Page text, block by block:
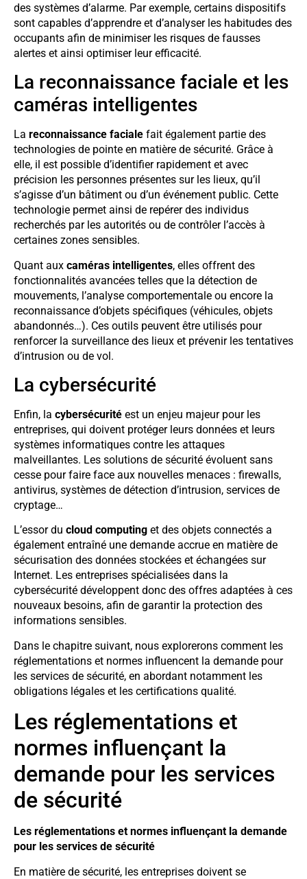
des systèmes d’alarme. Par exemple, certains dispositifs
sont capables d’apprendre et d’analyser les habitudes des
occupants afin de minimiser les risques de fausses
alertes et ainsi optimiser leur efficacité.
La reconnaissance faciale et les
caméras intelligentes
La reconnaissance faciale fait également partie des
technologies de pointe en matière de sécurité. Grâce à
elle, il est possible d’identifier rapidement et avec
précision les personnes présentes sur les lieux, qu’il
s’agisse d’un bâtiment ou d’un événement public. Cette
technologie permet ainsi de repérer des individus
recherchés par les autorités ou de contrôler l’accès à
certaines zones sensibles.
Quant aux caméras intelligentes, elles offrent des
fonctionnalités avancées telles que la détection de
mouvements, l’analyse comportementale ou encore la
reconnaissance d’objets spécifiques (véhicules, objets
abandonnés…). Ces outils peuvent être utilisés pour
renforcer la surveillance des lieux et prévenir les tentatives
d’intrusion ou de vol.
La cybersécurité
Enfin, la cybersécurité est un enjeu majeur pour les
entreprises, qui doivent protéger leurs données et leurs
systèmes informatiques contre les attaques
malveillantes. Les solutions de sécurité évoluent sans
cesse pour faire face aux nouvelles menaces : firewalls,
antivirus, systèmes de détection d’intrusion, services de
cryptage…
L’essor du cloud computing et des objets connectés a
également entraîné une demande accrue en matière de
sécurisation des données stockées et échangées sur
Internet. Les entreprises spécialisées dans la
cybersécurité développent donc des offres adaptées à ces
nouveaux besoins, afin de garantir la protection des
informations sensibles.
Dans le chapitre suivant, nous explorerons comment les
réglementations et normes influencent la demande pour
les services de sécurité, en abordant notamment les
obligations légales et les certifications qualité.
Les réglementations et
normes influençant la
demande pour les services
de sécurité
Les réglementations et normes influençant la demande
pour les services de sécurité
En matière de sécurité, les entreprises doivent se